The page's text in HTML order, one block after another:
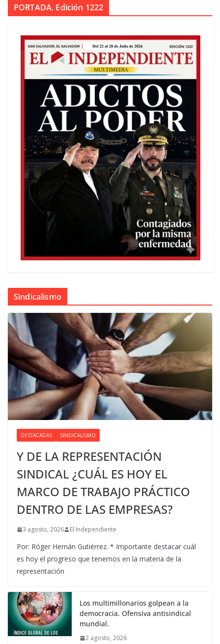
PORTADA. Edición 1222
Sindicalismo
DESTACADAS SINDICALISMO
Y DE LA REPRESENTACIÓN
SINDICAL ¿CUÁL ES HOY EL
MARCO DE TRABAJO PRÁCTICO
DENTRO DE LAS EMPRESAS?
3 agosto, 2026 El Independiente
Por: Róger Hernán Gutiérrez. * Importante destacar cuál
es hoy el progreso que tenemos en la materia de la
representación
Los multimillonarios golpean a la
democracia. Ofensiva antisindical
mundial.
2 agosto, 2026